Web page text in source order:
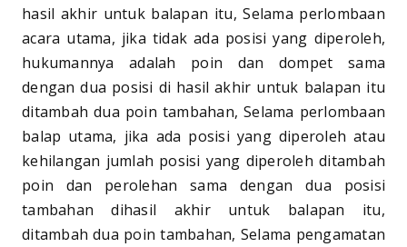
hasil akhir untuk balapan itu, Selama perlombaan
acara utama, jika tidak ada posisi yang diperoleh,
hukumannya adalah poin dan dompet sama
dengan dua posisi di hasil akhir untuk balapan itu
ditambah dua poin tambahan, Selama perlombaan
balap utama, jika ada posisi yang diperoleh atau
kehilangan jumlah posisi yang diperoleh ditambah
poin dan perolehan sama dengan dua posisi
tambahan dihasil akhir untuk balapan itu,
ditambah dua poin tambahan, Selama pengamatan